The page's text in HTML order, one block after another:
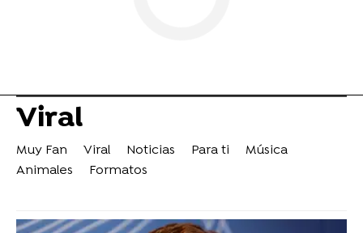
Viral
Muy Fan Viral Noticias Para ti
Música
Animales
Formatos